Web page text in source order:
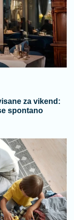
za vikend:
spontano